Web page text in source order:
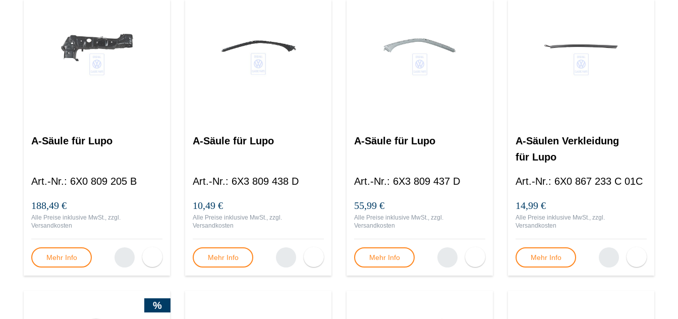
A-Säule für Lupo
Art.-Nr.: 6X0 809 205 B
188,49 €
Alle Preise inklusive MwSt., zzgl.
Versandkosten
Mehr Info
A-Säule für Lupo
Art.-Nr.: 6X3 809 438 D
10,49 €
Alle Preise inklusive MwSt., zzgl.
Versandkosten
Mehr Info
A-Säule für Lupo
Art.-Nr.: 6X3 809 437 D
55,99 €
Alle Preise inklusive MwSt., zzgl.
Versandkosten
Mehr Info
A-Säulen Verkleidung
für Lupo
Art.-Nr.: 6X0 867 233 C 01C
14,99 €
Alle Preise inklusive MwSt., zzgl.
Versandkosten
Mehr Info
%